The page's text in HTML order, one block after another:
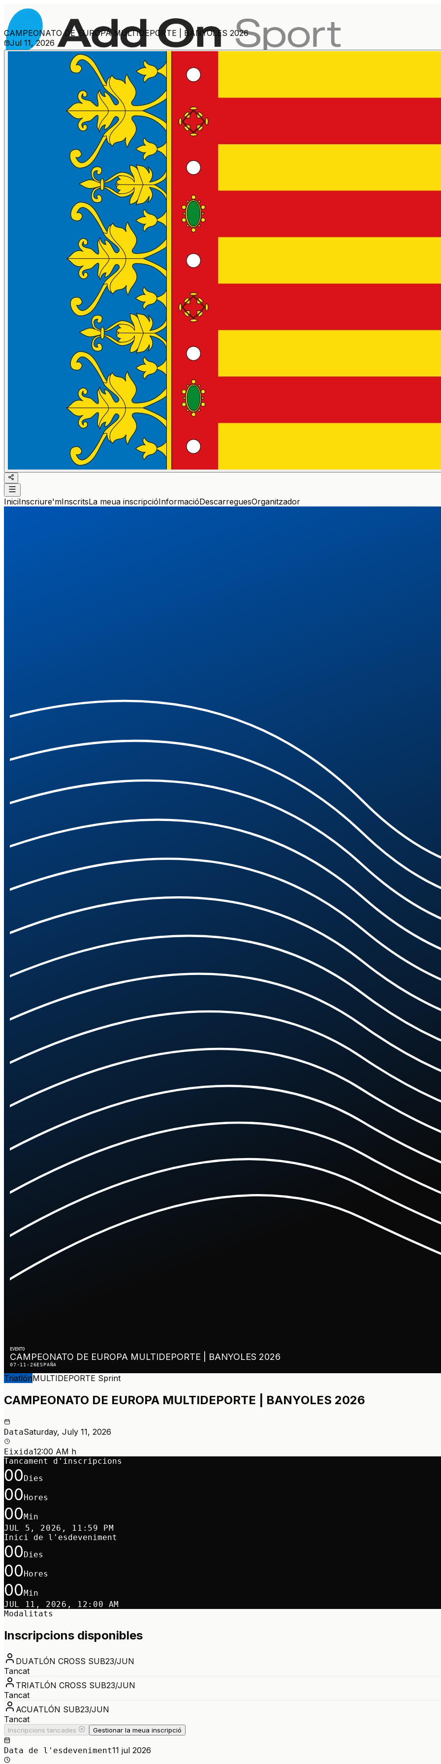
CAMPEONATO DE EUROPA MULTIDEPORTE | BANYOLES 2026
Jul 11, 2026
IniciInscriure'mInscritsLa meua inscripcióInformacióDescarreguesOrganitzador
EVENTO
CAMPEONATO DE EUROPA MULTIDEPORTE | BANYOLES 2026
07·11·26ESPAÑA
TriatlónMULTIDEPORTE Sprint
CAMPEONATO DE EUROPA MULTIDEPORTE | BANYOLES 2026
DataSaturday, July 11, 2026
Eixida12:00 AM h
Tancament d'inscripcions
00Dies
00Hores
00Min
JUL 5, 2026, 11:59 PM
Inici de l'esdeveniment
00Dies
00Hores
00Min
JUL 11, 2026, 12:00 AM
Modalitats
Inscripcions disponibles
DUATLÓN CROSS SUB23/JUN
Tancat
TRIATLÓN CROSS SUB23/JUN
Tancat
ACUATLÓN SUB23/JUN
Tancat
Inscripcions tancades Gestionar la meua inscripció
Data de l'esdeveniment11 jul 2026